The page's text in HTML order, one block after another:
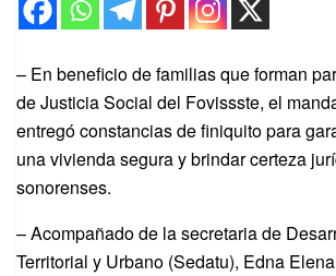
– En beneficio de familias que forman
de Justicia Social del Fovissste, el
entregó constancias de finiquito para
una vivienda segura y brindar certeza
sonorenses.
– Acompañado de la secretaria de
Territorial y Urbano (Sedatu), Edna